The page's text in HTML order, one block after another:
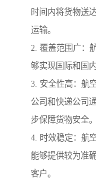
时间内将货物送
运输。
2. 覆盖范围广：
够实现国际和国
3. 安全性高：航
公司和快递公司
步保障货物安全。
4. 时效稳定：航
能够提供较为准
客户。